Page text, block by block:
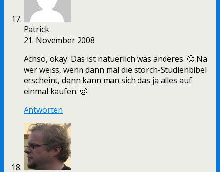
Patrick
21. November 2008
Achso, okay. Das ist natuerlich was anderes. 🙂 Na
wer weiss, wenn dann mal die storch-Studienbibel
erscheint, dann kann man sich das ja alles auf
einmal kaufen. 🙂
Antworten